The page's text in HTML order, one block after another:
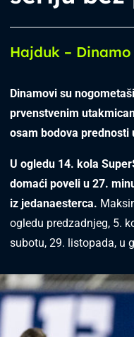
Hajduk – Dinamo
Dinamovi su
prvenstvenim
osam bodova prednosti
U ogledu 14. kola
domaći poveli u 27.
iz jedanaesterca.
ogledu predzadnjeg, 5.
subotu, 29. listopada, u